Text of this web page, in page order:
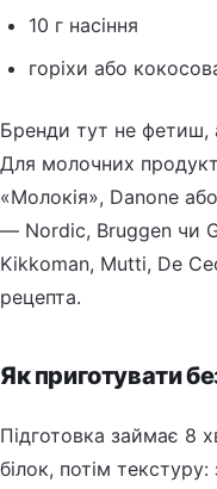
10 г насіння
горіхи або
Бренди тут не фетиш, а
Для молочних
«Молокія», Danone
— Nordic, Bruggen чи
Kikkoman, Mutti, De
рецепта.
Як приготувати
Підготовка займає 8
білок, потім